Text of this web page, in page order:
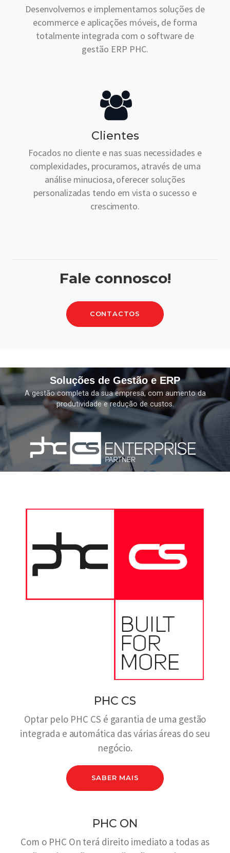
Desenvolvemos e implementamos soluções de
ecommerce e aplicações móveis, de forma
totalmente integrada com o software de
gestão ERP PHC.
Clientes
Focados no cliente e nas suas necessidades e
complexidades, procuramos, através de uma
análise minuciosa, oferecer soluções
personalizadas tendo em vista o sucesso e
crescimento.
Fale connosco!
CONTACTOS
Soluções de Gestão e ERP
A gestão completa da sua empresa, com aumento da
produtividade e redução de custos.
PHC CS
Optar pelo PHC CS é garantia de uma gestão
integrada e automática das várias áreas do seu
negócio.
SABER MAIS
PHC ON
Com o PHC On terá direito imediato a todas as